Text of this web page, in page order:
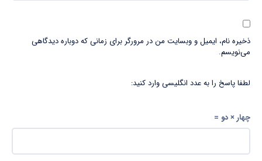
ذخیره نام، ایمیل و وبسایت من در مرورگر برای زمانی که دوباره دیدگاهی
می‌نویسم.
لطفا پاسخ را به عدد انگلیسی وارد کنید:
چهار × دو =